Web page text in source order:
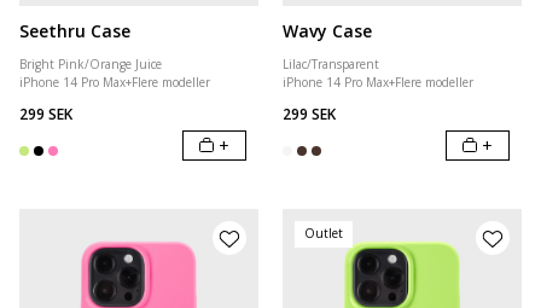
Seethru Case
Bright Pink/Orange Juice
iPhone 14 Pro Max+Flere modeller
299 SEK
+
Wavy Case
Lilac/Transparent
iPhone 14 Pro Max+Flere modeller
299 SEK
+
Outlet